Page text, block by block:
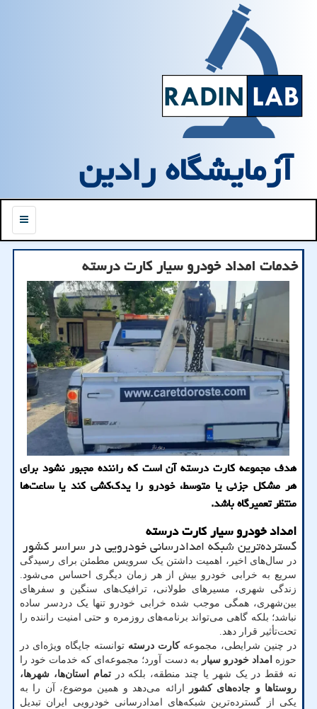
آزمایشگاه رادین
منو
خدمات امداد خودرو سیار کارت درسته
هدف مجموعه کارت درسته آن است که راننده مجبور نشود برای
هر مشکل جزئی یا متوسط، خودرو را یدک‌کشی کند یا ساعت‌ها
منتظر تعمیرگاه باشد.
امداد خودرو سیار کارت درسته
گسترده‌ترین شبکه امدادرسانی خودرویی در سراسر کشور
در سال‌های اخیر، اهمیت داشتن یک سرویس مطمئن برای رسیدگی
سریع به خرابی خودرو بیش از هر زمان دیگری احساس می‌شود.
زندگی شهری، مسیرهای طولانی، ترافیک‌های سنگین و سفرهای
بین‌شهری، همگی موجب شده خرابی خودرو تنها یک دردسر ساده
نباشد؛ بلکه گاهی می‌تواند برنامه‌های روزمره و حتی امنیت راننده را
تحت‌تأثیر قرار دهد.
در چنین شرایطی، مجموعهکارت درسته توانسته جایگاه ویژه‌ای در
حوزه
امداد خودرو سیار به دست آورد؛ مجموعه‌ای که خدمات خود را
نه فقط در یک شهر یا چند منطقه، بلکه درتمام استان‌ها، شهرها،
روستاها و جاده‌های کشور
ارائه می‌دهد و همین موضوع، آن را به
یکی از گسترده‌ترین شبکه‌های امدادرسانی خودرویی ایران تبدیل